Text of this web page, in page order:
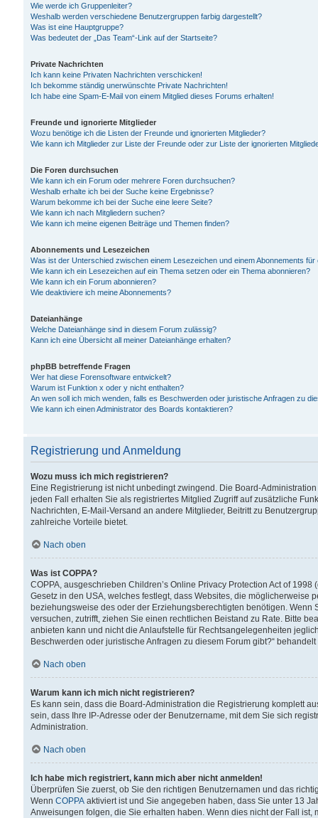
Wie werde ich Gruppenleiter?
Weshalb werden verschiedene Benutzergruppen farbig dargestellt?
Was ist eine Hauptgruppe?
Was bedeutet der „Das Team“-Link auf der Startseite?
Private Nachrichten
Ich kann keine Privaten Nachrichten verschicken!
Ich bekomme ständig unerwünschte Private Nachrichten!
Ich habe eine Spam-E-Mail von einem Mitglied dieses Forums erhalten!
Freunde und ignorierte Mitglieder
Wozu benötige ich die Listen der Freunde und ignorierten Mitglieder?
Wie kann ich Mitglieder zur Liste der Freunde oder zur Liste der ignorierten
Die Foren durchsuchen
Wie kann ich ein Forum oder mehrere Foren durchsuchen?
Weshalb erhalte ich bei der Suche keine Ergebnisse?
Warum bekomme ich bei der Suche eine leere Seite?
Wie kann ich nach Mitgliedern suchen?
Wie kann ich meine eigenen Beiträge und Themen finden?
Abonnements und Lesezeichen
Was ist der Unterschied zwischen einem Lesezeichen und einem Abonnements
Wie kann ich ein Lesezeichen auf ein Thema setzen oder ein Thema abonnieren?
Wie kann ich ein Forum abonnieren?
Wie deaktiviere ich meine Abonnements?
Dateianhänge
Welche Dateianhänge sind in diesem Forum zulässig?
Kann ich eine Übersicht all meiner Dateianhänge erhalten?
phpBB betreffende Fragen
Wer hat diese Forensoftware entwickelt?
Warum ist Funktion x oder y nicht enthalten?
An wen soll ich mich wenden, falls es Beschwerden oder juristische Anfragen zu
Wie kann ich einen Administrator des Boards kontaktieren?
Registrierung und Anmeldung
Wozu muss ich mich registrieren?
Eine Registrierung ist nicht unbedingt zwingend. Die Board-
jeden Fall erhalten Sie als registriertes Mitglied Zugriff auf zusätzliche
Nachrichten, E-Mail-Versand an andere Mitglieder, Beitritt zu
zahlreiche Vorteile bietet.
Nach oben
Was ist COPPA?
COPPA, ausgeschrieben Children’s Online Privacy Protection Act of
Gesetz in den USA, welches festlegt, dass Websites, die
beziehungsweise des oder der Erziehungsberechtigten benötigen.
versuchen, zutrifft, ziehen Sie einen rechtlichen Beistand zu Rate. Bitte
anbieten kann und nicht die Anlaufstelle für Rechtsangelegenheiten
Beschwerden oder juristische Anfragen zu diesem Forum gibt?“
Nach oben
Warum kann ich mich nicht registrieren?
Es kann sein, dass die Board-Administration die Registrierung komplett
sein, dass Ihre IP-Adresse oder der Benutzername, mit dem Sie sich
Administration.
Nach oben
Ich habe mich registriert, kann mich aber nicht anmelden!
Überprüfen Sie zuerst, ob Sie den richtigen Benutzernamen und das
Wenn COPPA aktiviert ist und Sie angegeben haben, dass Sie unter 13
Anweisungen folgen, die Sie erhalten haben. Wenn dies nicht der Fall